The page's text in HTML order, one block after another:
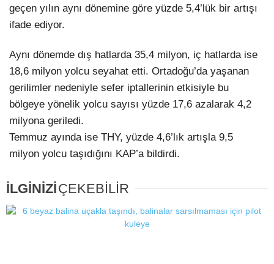
geçen yılın aynı dönemine göre yüzde 5,4’lük bir artışı
ifade ediyor.
Aynı dönemde dış hatlarda 35,4 milyon, iç hatlarda ise
18,6 milyon yolcu seyahat etti. Ortadoğu’da yaşanan
gerilimler nedeniyle sefer iptallerinin etkisiyle bu
bölgeye yönelik yolcu sayısı yüzde 17,6 azalarak 4,2
milyona geriledi.
Temmuz ayında ise THY, yüzde 4,6’lık artışla 9,5
milyon yolcu taşıdığını KAP’a bildirdi.
İLGİNİZİÇEKEBİLİR